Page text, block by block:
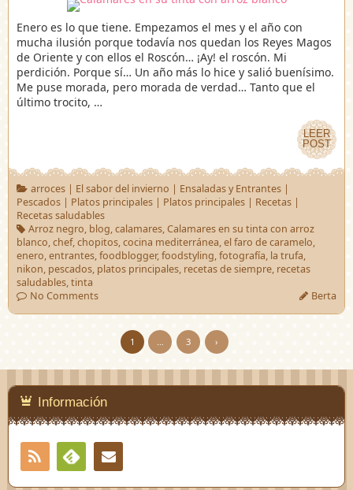
Enero es lo que tiene. Empezamos el mes y el año con
mucha ilusión porque todavía nos quedan los Reyes Magos
de Oriente y con ellos el Roscón… ¡Ay! el roscón. Mi
perdición. Porque sí… Un año más lo hice y salió buenísimo.
Me puse morada, pero morada de verdad… Tanto que el
último trocito, …
LEER
POST
LEER
POST
arroces| El sabor del invierno | Ensaladas y Entrantes|
Pescados | Platos principales | Platos principales | Recetas |
Recetas saludables
Arroz negro, blog,calamares,Calamares en su tinta con arroz
blanco,chef,chopitos,cocina mediterránea,el faro de caramelo,
enero,entrantes,foodblogger,foodstyling,fotografía, la trufa,
nikon, pescados, platos principales, recetas de siempre, recetas
saludables,tinta
No Comments
Berta
1 3 ›
Información
RSS
Feedly